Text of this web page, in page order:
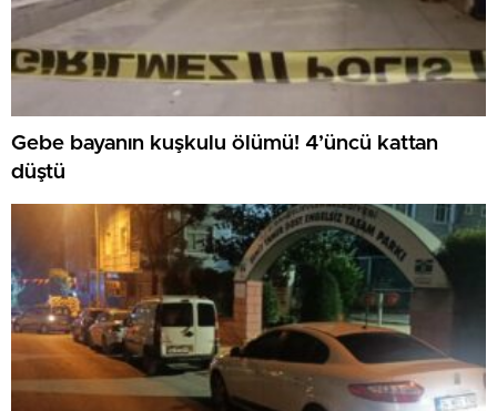
Gebe bayanın kuşkulu ölümü! 4’üncü kattan
düştü